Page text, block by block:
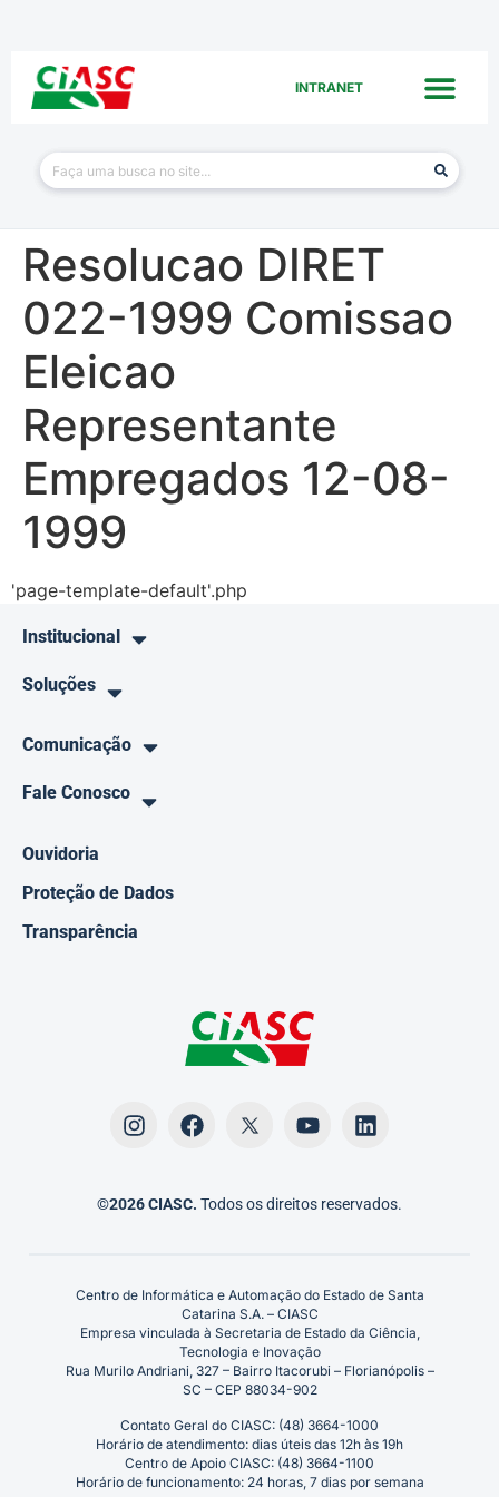
INTRANET
Resolucao DIRET
022-1999 Comissao
Eleicao
Representante
Empregados 12-08-
1999
'page-template-default'.php
Institucional
Soluções
Comunicação
Fale Conosco
Ouvidoria
Proteção de Dados
Transparência
©2026 CIASC. Todos os direitos reservados.
Centro de Informática e Automação do Estado de Santa
Catarina S.A. – CIASC
Empresa vinculada à Secretaria de Estado da Ciência,
Tecnologia e Inovação
Rua Murilo Andriani, 327 – Bairro Itacorubi – Florianópolis –
SC – CEP 88034-902
Contato Geral do CIASC: (48) 3664-1000
Horário de atendimento: dias úteis das 12h às 19h
Centro de Apoio CIASC: (48) 3664-1100
Horário de funcionamento: 24 horas, 7 dias por semana